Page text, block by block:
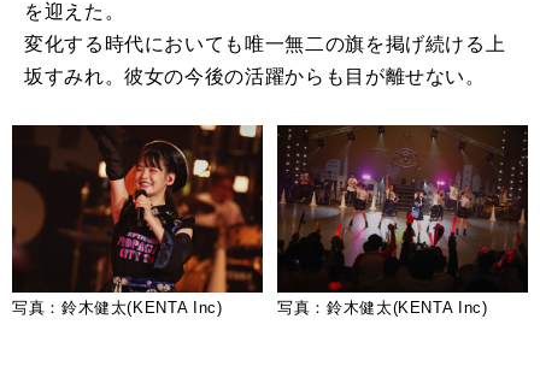
を迎えた。
変化する時代においても唯一無二の旗を掲げ続ける上
坂すみれ。彼女の今後の活躍からも目が離せない。
写真：鈴木健太(KENTA Inc) 写真：鈴木健太(KENTA Inc)